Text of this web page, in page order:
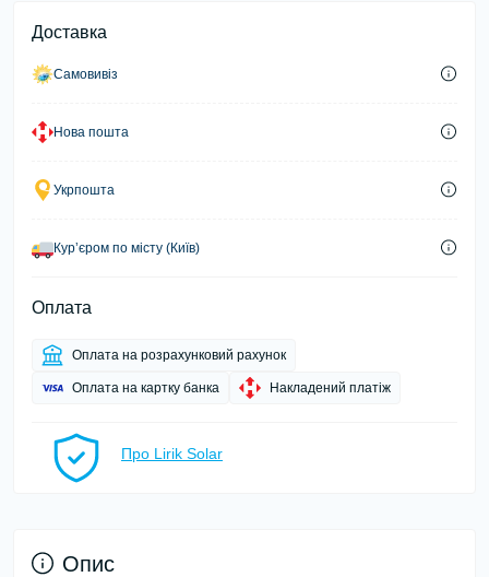
Доставка
Самовивіз
Нова пошта
Укрпошта
Курʼєром по місту (Київ)
Оплата
Оплата на розрахунковий рахунок
Оплата на картку банка Накладений платіж
Про Lirik Solar
Опис